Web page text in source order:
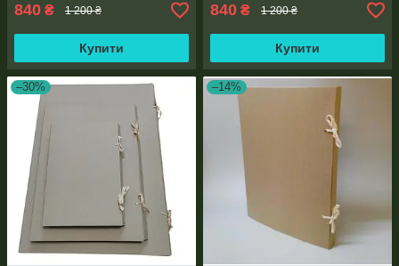
840 ₴ 1 200 ₴
Купити
840 ₴ 1 200 ₴
Купити
–30% –14%